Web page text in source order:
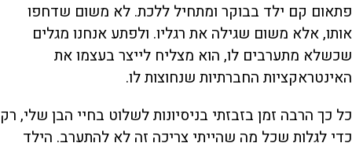
פתאום קם ילד בבוקר ומתחיל ללכת. לא משום שדחפו
אותו, אלא משום שגילה את רגליו. ולפתע אנחנו מגלים
שכשלא מתערבים לו, הוא מצליח לייצר בעצמו את
האינטראקציות החברתיות שנחוצות לו.
כל כך הרבה זמן בזבזתי בניסיונות לשלוט בחיי הבן שלי, רק
כדי לגלות שכל מה שהייתי צריכה זה לא להתערב. הילד